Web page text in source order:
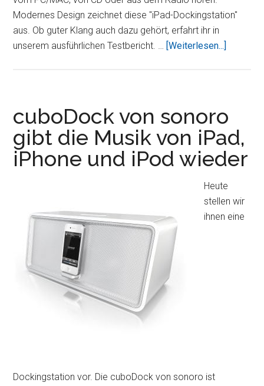
Modernes Design zeichnet diese "iPad-Dockingstation"
aus. Ob guter Klang auch dazu gehört, erfahrt ihr in
unserem ausführlichen Testbericht. … [Weiterlesen...]
Micro-
System
mit
Dock-
für
iPad
cuboDock von sonoro
gibt die Musik von iPad,
iPhone und iPod wieder
Heute
stellen wir
ihnen eine
Dockingstation vor. Die cuboDock von sonoro ist